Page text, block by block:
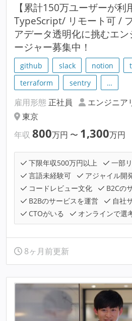
【累計150万ユーザーが利
TypeScript/ リモート可 /
アデータ透明化に挑むエ
ージャー募集中！
github slack notion
terraform
sentry …
雇用形態 正社員
エンジニア
東京
年収 800万円 〜 1,300万円
下限年収500万円以上
一部
言語未経験可
アジャイル開
コードレビュー文化
B2Cの
B2Bのサービスを運営
自社
CTOがいる
オンラインで選
8ヶ月前更新